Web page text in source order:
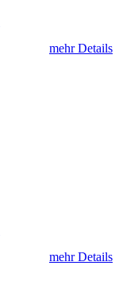
mehr Details
mehr Details